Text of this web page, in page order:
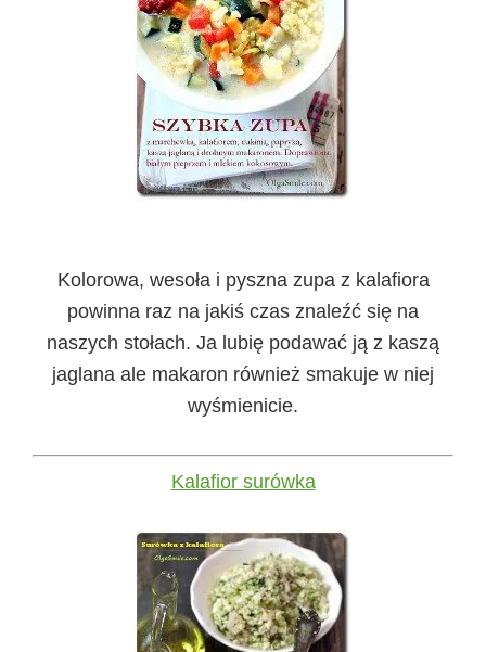
Kolorowa, wesoła i pyszna zupa z kalafiora
powinna raz na jakiś czas znaleźć się na
naszych stołach. Ja lubię podawać ją z kaszą
jaglana ale makaron również smakuje w niej
wyśmienicie.
Kalafior surówka